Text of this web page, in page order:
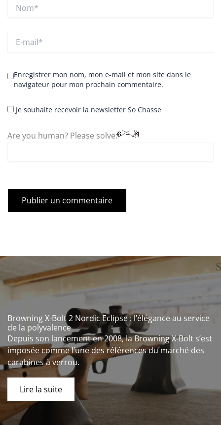
mail*
Enregistrer mon nom, mon e-mail et mon site dans le
navigateur pour mon prochain commentaire.
Je souhaite recevoir la newsletter So Chasse
Are you human? Please solve:
Browning X-Bolt 2 Nordic Eclipse : l’élégance au service
de la polyvalence
Depuis son lancement en 2008, la Browning X-Bolt s’est
imposée comme l’une des références du marché des
carabines à verrou.
Lire la suite